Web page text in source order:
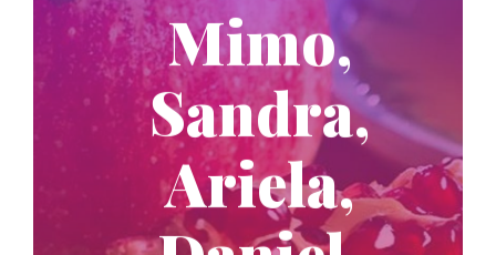
Mimo,
Sandra,
Ariela,